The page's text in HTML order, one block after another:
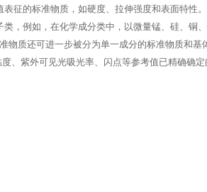
征的标准物质，如硬度、拉伸强度和表面特性。
，例如，在化学成分类中，以微量锰、硅、铜
物质还可进一步被分为单一成分的标准物质和
、紫外可见光吸光率、闪点等参考值已精确确